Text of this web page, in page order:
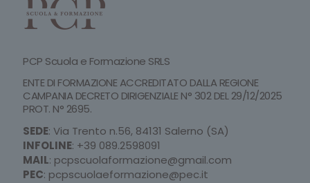
PCP Scuola e Formazione SRLS
ENTE DI FORMAZIONE ACCREDITATO DALLA REGIONE
CAMPANIA DECRETO DIRIGENZIALE N° 302 DEL 29/12/2025
PROT. N° 2695.
SEDE: Via Trento n.56, 84131 Salerno (SA)
INFOLINE: +39 089.2598091
MAIL: pcpscuolaformazione@gmail.com
PEC: pcpscuolaeformazione@pec.it